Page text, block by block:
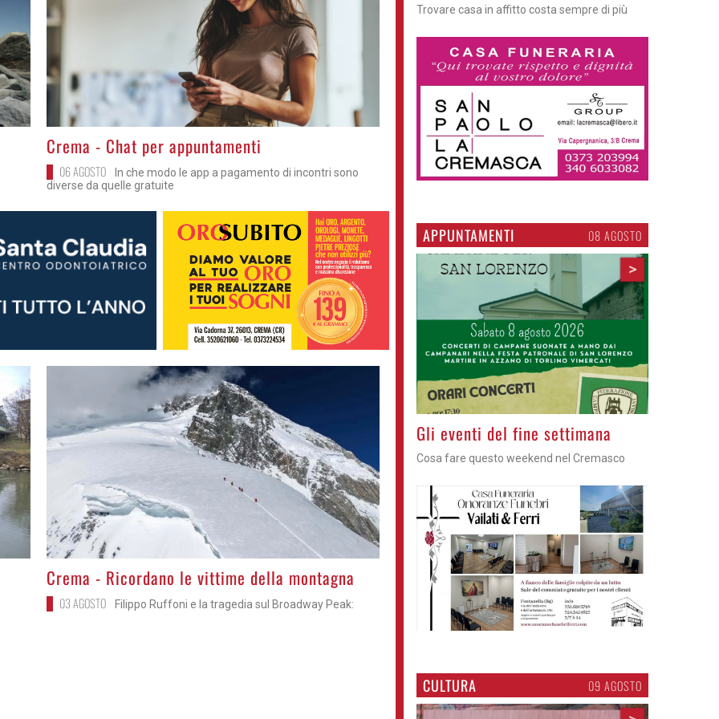
>
Crema - Chat per appuntamenti
06 AGOSTO
In che modo le app a pagamento di incontri sono
diverse da quelle gratuite
>
Crema - Ricordano le vittime della montagna
03 AGOSTO Filippo Ruffoni e la tragedia sul Broadway Peak:
Trovare casa in affitto costa sempre di più
APPUNTAMENTI 06 AGOSTO
>
Azzano - Cena in piazza
Sagra di San Lorenzo, con don Lorenzo
CULTURA 09 AGOSTO